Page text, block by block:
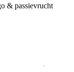
& passievrucht